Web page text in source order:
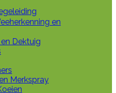
en
Dektuig
Merkspray